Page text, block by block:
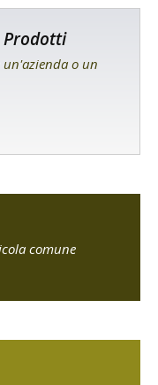
Prodotti
un'azienda o un
comune